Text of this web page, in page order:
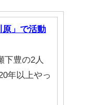
」で活動
豊の2人
年以上やっ